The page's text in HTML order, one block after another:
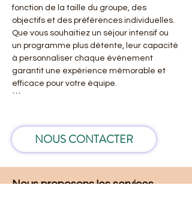
fonction de la taille du groupe, des
objectifs et des préférences individuelles.
Que vous souhaitiez un séjour intensif ou
un programme plus détente, leur capacité
à personnaliser chaque événement
garantit une expérience mémorable et
efficace pour votre équipe.
```
NOUS CONTACTER
Nous proposons les services